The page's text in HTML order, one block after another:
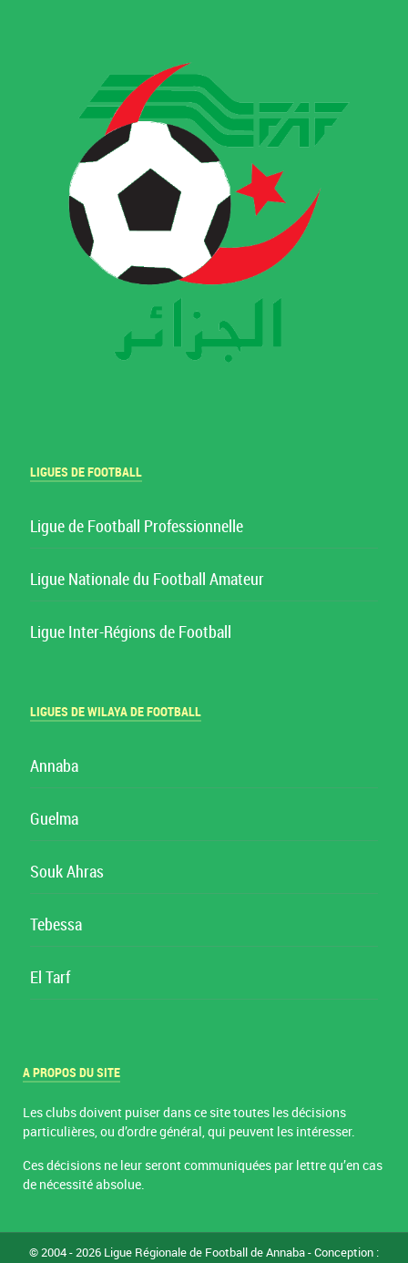
LIGUES DE FOOTBALL
Ligue de Football Professionnelle
Ligue Nationale du Football Amateur
Ligue Inter-Régions de Football
LIGUES DE WILAYA DE FOOTBALL
Annaba
Guelma
Souk Ahras
Tebessa
El Tarf
A PROPOS DU SITE
Les clubs doivent puiser dans ce site toutes les décisions
particulières, ou d’ordre général, qui peuvent les intéresser.
Ces décisions ne leur seront communiquées par lettre qu’en cas
de nécessité absolue.
© 2004 - 2026 Ligue Régionale de Football de Annaba - Conception :